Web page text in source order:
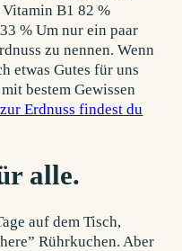
B1 82 %
% Um nur ein paar
zu nennen. Wenn
etwas Gutes für uns
bestem Gewissen
Erdnuss findest du
alle.
auf dem Tisch,
Rührkuchen. Aber